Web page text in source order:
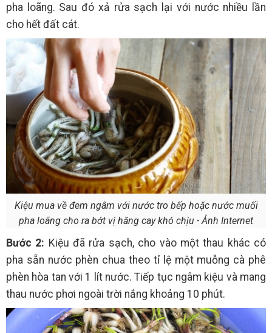
pha loãng. Sau đó xả rửa sạch lại với nước nhiều lần
cho hết đất cát.
Kiệu mua về đem ngâm với nước tro bếp hoặc nước muối
pha loãng cho ra bớt vị hăng cay khó chịu - Ảnh Internet
Bước 2: Kiệu đã rửa sạch, cho vào một thau khác có
pha sẵn nước phèn chua theo tỉ lệ một muỗng cà phê
phèn hòa tan với 1 lít nước. Tiếp tục ngâm kiệu và mang
thau nước phơi ngoài trời nắng khoảng 10 phút.